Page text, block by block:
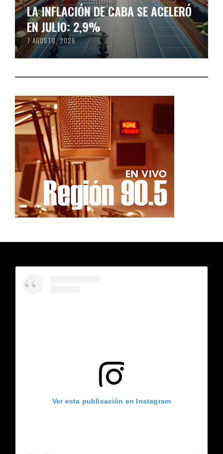
LA INFLACIÓN DE CABA SE ACELERÓ
EN JULIO: 2,9%
7 AGOSTO, 2026
Ver esta publicación en Instagram